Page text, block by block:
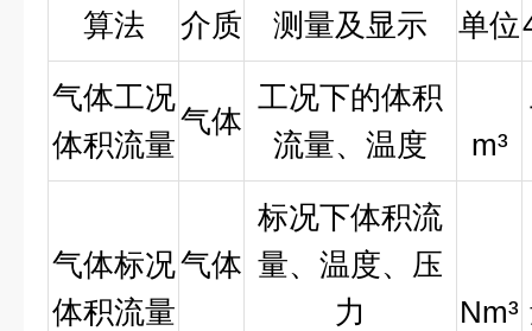
算法
介质
测量及显示
单位
气体工况
体积流量
气体
工况下的体积
流量、温度
m³
气体标况
体积流量
气体
标况下体积流
量、温度、压
力
Nm³